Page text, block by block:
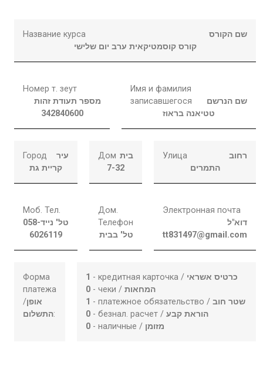
Название курса
שם הקורס
קורס קוסמטיקאית ערב יום שלישי
Номер т. зеут
מספר תעודת זהות
342840600
Имя и фамилия
записавшегося
שם הנרשם
טטיאנה בראוז
Город
עיר
קריית גת
Дом בית
7-32
Улица
רחוב
התמרים
Моб. Тел.
טל' נייד058-
6026119
Дом.
Телефон
טל' בבית
Электронная почта
דוא"ל
tt831497@gmail.com
Форма
платежа
/אופן
התשלום:
1 - кредитная карточка / כרטיס אשראי
0 - чеки /המחאות
1 - платежное обязательство /שטר חוב
0 - безнал. расчет /הוראת קבע
0 - наличные / מזומן